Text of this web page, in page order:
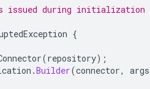
issued during initialization
{
(repository);
.Builder(connector, args